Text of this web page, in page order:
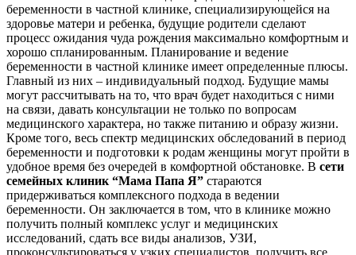
беременности в частной клинике, специализирующейся на
здоровье матери и ребенка, будущие родители сделают
процесс ожидания чуда рождения максимально комфортным и
хорошо спланированным. Планирование и ведение
беременности в частной клинике имеет определенные плюсы.
Главный из них – индивидуальный подход. Будущие мамы
могут рассчитывать на то, что врач будет находиться с ними
на связи, давать консультации не только по вопросам
медицинского характера, но также питанию и образу жизни.
Кроме того, весь спектр медицинских обследований в период
беременности и подготовки к родам женщины могут пройти в
удобное время без очередей в комфортной обстановке. В сети
семейных клиник “Мама Папа Я” стараются
придерживаться комплексного подхода в ведении
беременности. Он заключается в том, что в клинике можно
получить полный комплекс услуг и медицинских
исследований, сдать все виды анализов, УЗИ,